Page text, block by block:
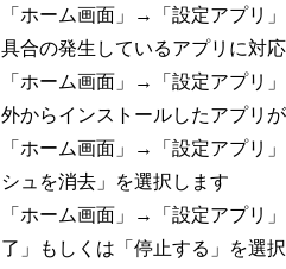
「ホーム画面」→「設定アプリ
具合の発生しているアプリに対
「ホーム画面」→「設定アプリ
外からインストールしたアプリ
「ホーム画面」→「設定アプリ
シュを消去」を選択します
「ホーム画面」→「設定アプリ
了」もしくは「停止する」を選